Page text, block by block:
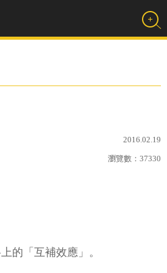
2016.02.19
瀏覽數： 37330
的「互補效應」。